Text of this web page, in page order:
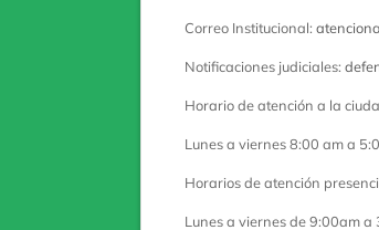
Correo Institucional:
Notificaciones judiciales:
Horario de atención a la
Lunes a viernes 8:00 am a
Horarios de atención
Lunes a viernes de 9:00am